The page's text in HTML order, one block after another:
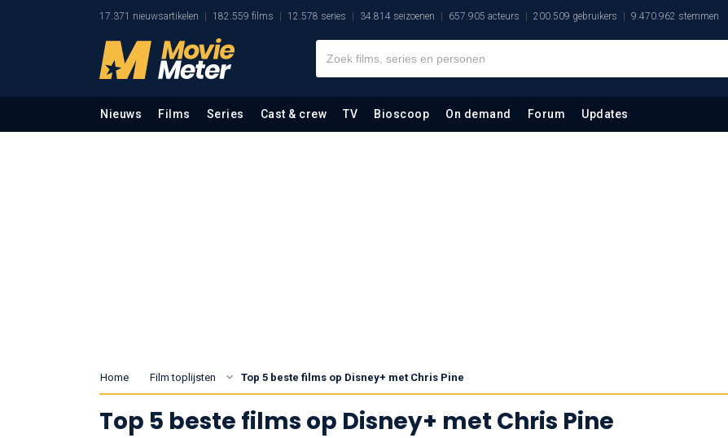
17.371 nieuwsartikelen 182.559 films 12.578 series 34.814 seizoenen 657.905 acteurs 200.509 gebruikers 9.470.962 stemmen
Nieuws Films Series Cast & crew TV Bioscoop On demand Forum Updates
Home Film toplijsten Top 5 beste films op Disney+ met Chris Pine
Top 5 beste films op Disney+ met Chris Pine